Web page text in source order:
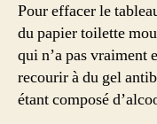
Pour effacer le
du papier toilette
qui n’a pas vraiment
recourir à du gel
étant composé